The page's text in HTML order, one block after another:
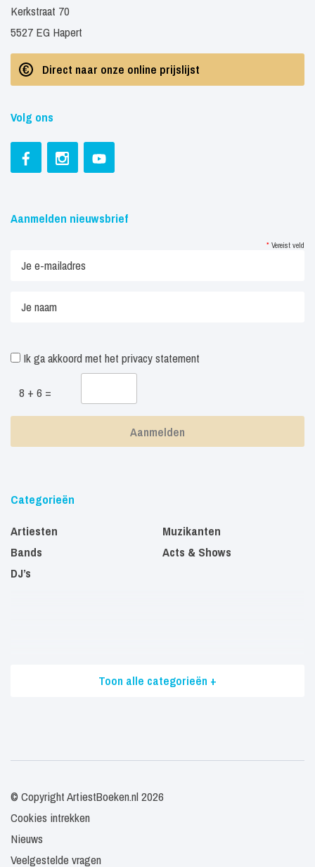
Kerkstraat 70
5527 EG Hapert
Direct naar onze online prijslijst
Volg ons
Aanmelden nieuwsbrief
* Vereist veld
Ik ga akkoord met het privacy statement
8 + 6 =
Categorieën
Artiesten
Bands
DJ’s
Muzikanten
Acts & Shows
Toon alle categorieën +
© Copyright ArtiestBoeken.nl 2026
Cookies intrekken
Nieuws
Veelgestelde vragen